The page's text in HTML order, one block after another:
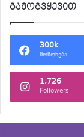
გამოგვყევით
300k
მოწონება
1,726
Followers